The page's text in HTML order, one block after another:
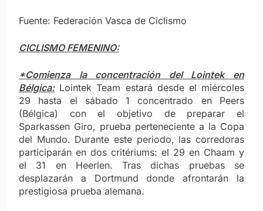
Fuente: Federación Vasca de Ciclismo
CICLISMO FEMENINO:
*Comienza la concentración del Lointek en
Bélgica:Lointek Team estará desde el miércoles
29 hasta el sábado 1 concentrado en Peers
(Bélgica) con el objetivo de preparar el
Sparkassen Giro, prueba perteneciente a la Copa
del Mundo. Durante este periodo, las corredoras
participarán en dos critériums: el 29 en Chaam y
el 31 en Heerlen. Tras dichas pruebas se
desplazarán a Dortmund donde afrontarán la
prestigiosa prueba alemana.